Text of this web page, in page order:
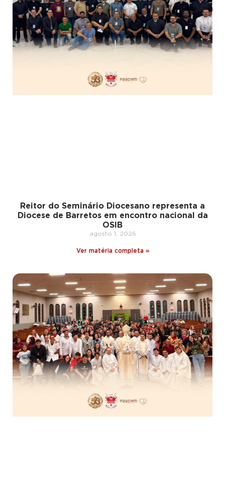
Reitor do Seminário Diocesano representa a
Diocese de Barretos em encontro nacional da
OSIB
agosto 1, 2026
Ver matéria completa »